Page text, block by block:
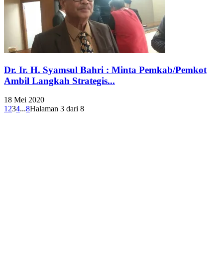
Dr. Ir. H. Syamsul Bahri : Minta Pemkab/Pemkot
Ambil Langkah Strategis...
18 Mei 2020
1234...8Halaman 3 dari 8